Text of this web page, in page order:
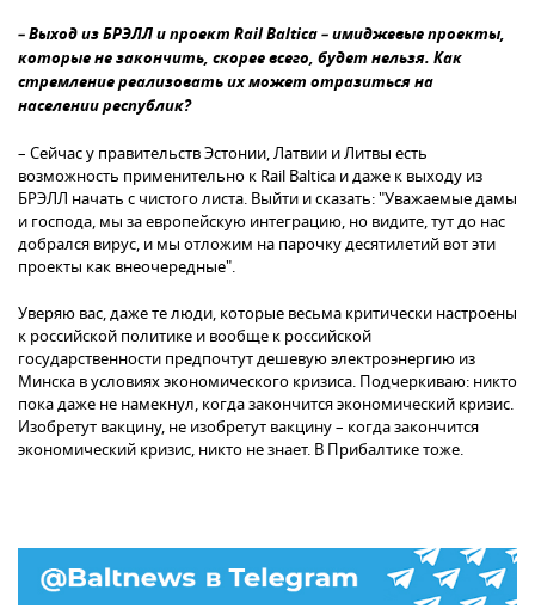
– Выход из БРЭЛЛ и проект Rail Baltica – имиджевые проекты,
которые не закончить, скорее всего, будет нельзя. Как
стремление реализовать их может отразиться на
населении республик?
– Сейчас у правительств Эстонии, Латвии и Литвы есть
возможность применительно к Rail Baltica и даже к выходу из
БРЭЛЛ начать с чистого листа. Выйти и сказать: "Уважаемые дамы
и господа, мы за европейскую интеграцию, но видите, тут до нас
добрался вирус, и мы отложим на парочку десятилетий вот эти
проекты как внеочередные".
Уверяю вас, даже те люди, которые весьма критически настроены
к российской политике и вообще к российской
государственности предпочтут дешевую электроэнергию из
Минска в условиях экономического кризиса. Подчеркиваю: никто
пока даже не намекнул, когда закончится экономический кризис.
Изобретут вакцину, не изобретут вакцину – когда закончится
экономический кризис, никто не знает. В Прибалтике тоже.